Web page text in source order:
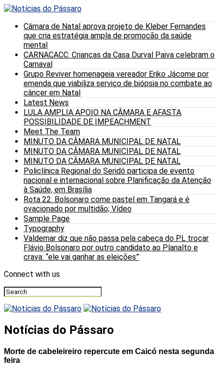
Câmara de Natal aprova projeto de Kleber Fernandes
que cria estratégia ampla de promoção da saúde
mental
CARNACACC: Crianças da Casa Durval Paiva celebram o
Carnaval
Grupo Reviver homenageia vereador Eriko Jácome por
emenda que viabiliza serviço de biópsia no combate ao
câncer em Natal
Latest News
LULA AMPLIA APOIO NA CÂMARA E AFASTA
POSSIBILIDADE DE IMPEACHMENT
Meet The Team
MINUTO DA CÂMARA MUNICIPAL DE NATAL
MINUTO DA CÂMARA MUNICIPAL DE NATAL
MINUTO DA CÂMARA MUNICIPAL DE NATAL
Policlínica Regional do Seridó participa de evento
nacional e internacional sobre Planificação da Atenção
à Saúde, em Brasília
Rota 22: Bolsonaro come pastel em Tangará e é
ovacionado por multidão; Vídeo
Sample Page
Typography
Valdemar diz que não passa pela cabeça do PL trocar
Flávio Bolsonaro por outro candidato ao Planalto e
crava: “ele vai ganhar as eleições”
Connect with us
Notícias do Pássaro
Morte de cabeleireiro repercute em Caicó nesta segunda
feira